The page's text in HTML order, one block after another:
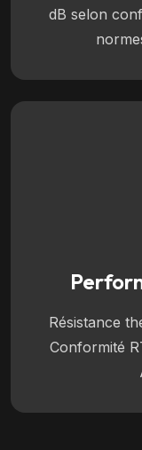
dB selon
Résistance
Conformité